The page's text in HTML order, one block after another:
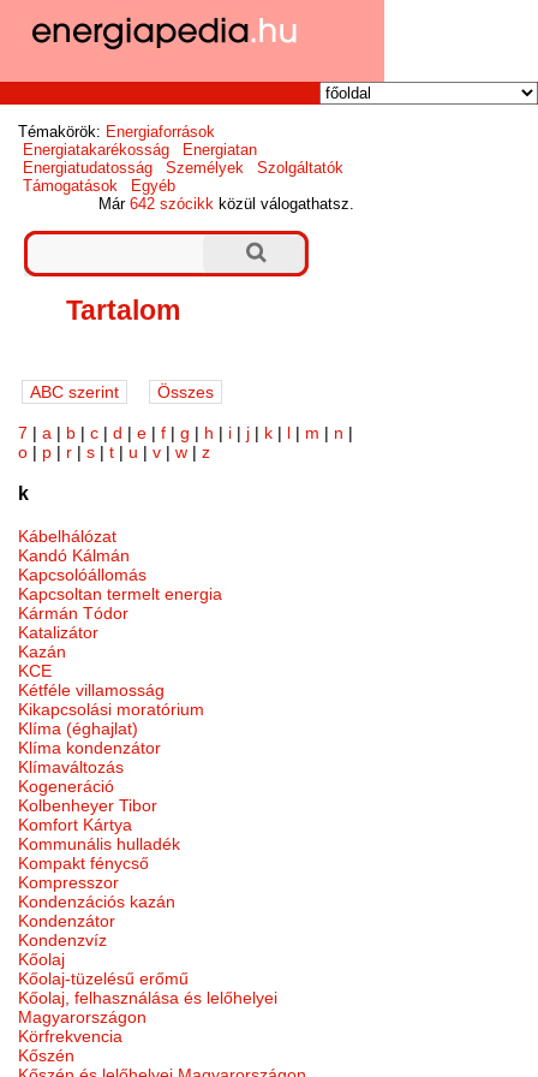
Témakörök: Energiaforrások
Energiatakarékosság
Energiatan
Energiatudatosság
Személyek
Szolgáltatók
Támogatások
Egyéb
Már642 szócikk közül válogathatsz.
Tartalom
7 |a | b |c |d |e |f |g | h | i | j | k | l | m | n |
o | p | r |s |t |u |v |w |z
k
Kábelhálózat
Kandó Kálmán
Kapcsolóállomás
Kapcsoltan termelt energia
Kármán Tódor
Katalizátor
Kazán
KCE
Kétféle villamosság
Kikapcsolási moratórium
Klíma (éghajlat)
Klíma kondenzátor
Klímaváltozás
Kogeneráció
Kolbenheyer Tibor
Komfort Kártya
Kommunális hulladék
Kompakt fénycső
Kompresszor
Kondenzációs kazán
Kondenzátor
Kondenzvíz
Kőolaj
Kőolaj-tüzelésű erőmű
Kőolaj, felhasználása és lelőhelyei
Magyarországon
Körfrekvencia
Kőszén